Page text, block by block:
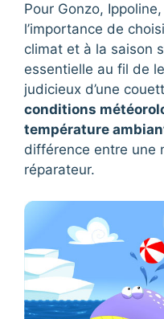
Pour Gonzo,
l’importance de
climat et à la saison
essentielle au fil de
judicieux d’une
conditions
température
différence entre une
réparateur.